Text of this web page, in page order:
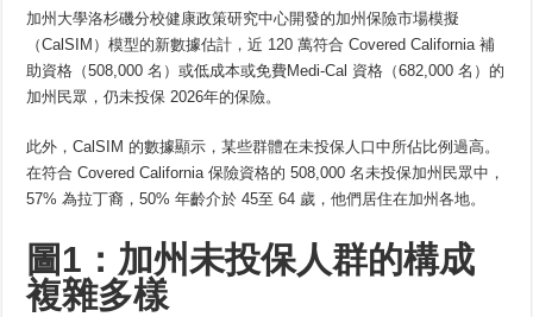
加州大學洛杉磯分校健康政策研究中心開發的加州保險市場模擬
（CalSIM）模型的新數據估計，近 120 萬符合 Covered California 補
助資格（508,000 名）或低成本或免費Medi-Cal 資格（682,000 名）的
加州民眾，仍未投保 2026年的保險。
此外，CalSIM 的數據顯示，某些群體在未投保人口中所佔比例過高。
在符合 Covered California 保險資格的 508,000 名未投保加州民眾中，
57% 為拉丁裔，50% 年齡介於 45至 64 歲，他們居住在加州各地。
圖1：加州未投保人群的構成
複雜多樣